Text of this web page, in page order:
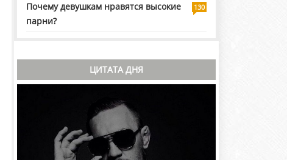
Почему девушкам нравятся высокие
парни?
130
ЦИТАТА ДНЯ